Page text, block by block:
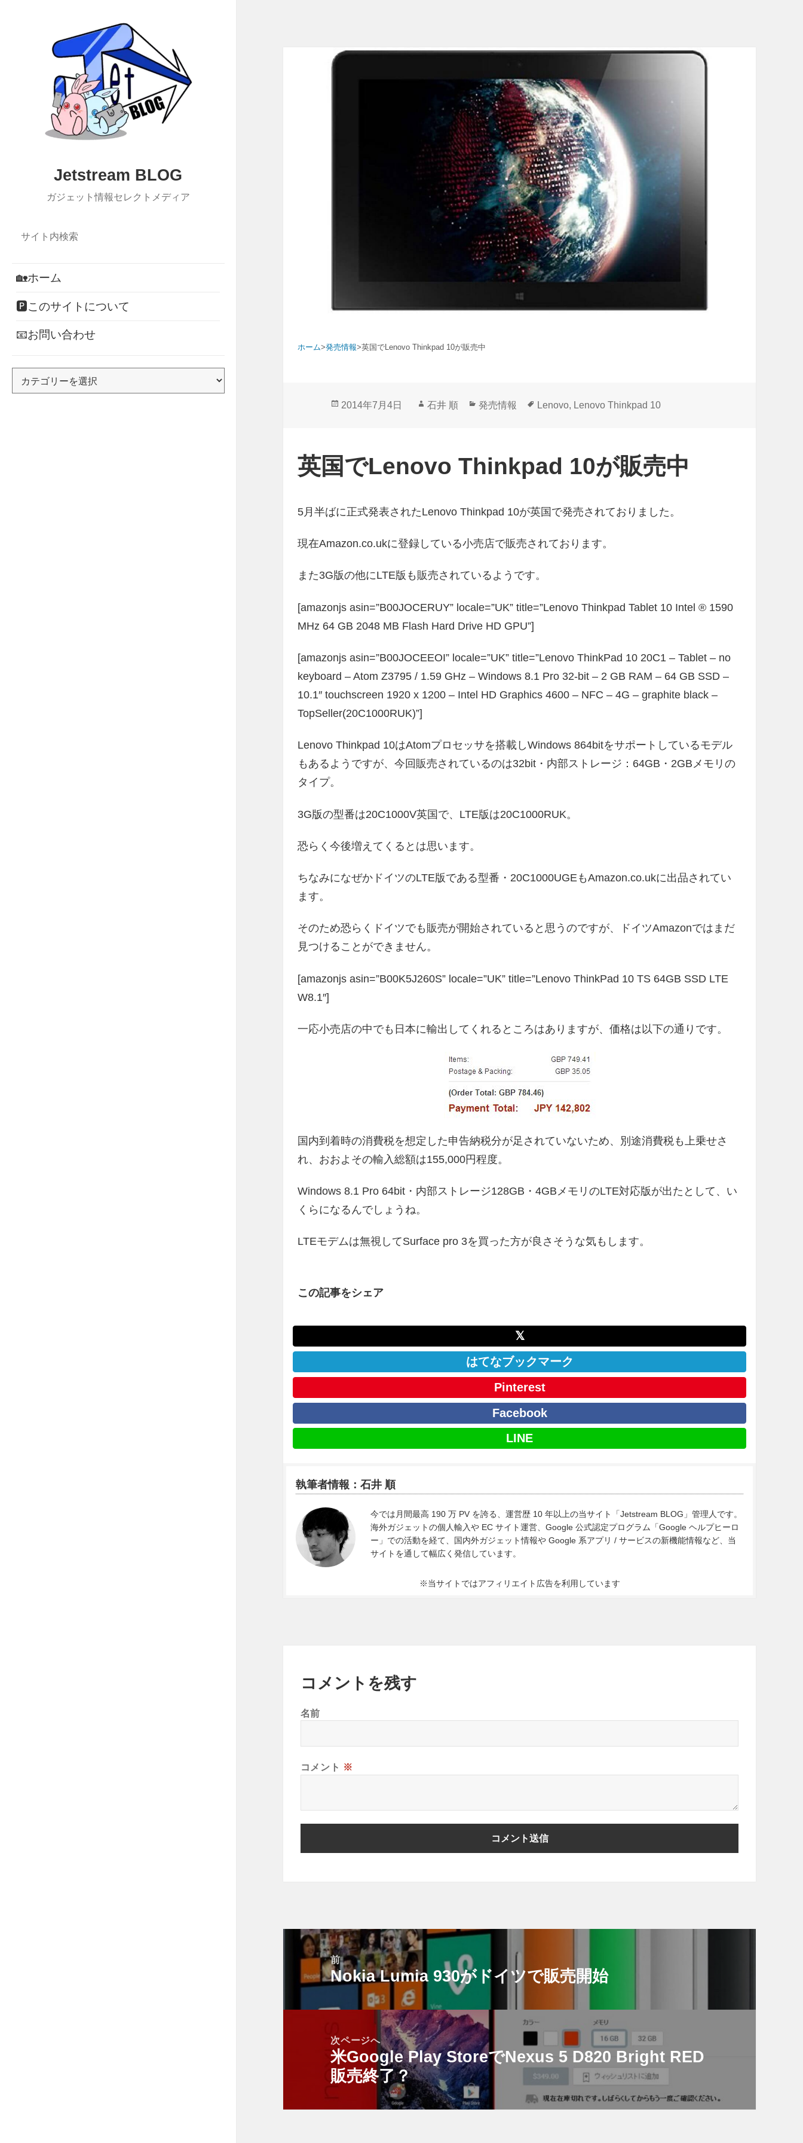
Jetstream BLOG
ガジェット情報セレクトメディア
🏡ホーム
🅿このサイトについて
📧お問い合わせ
ホーム>発売情報>英国でLenovo Thinkpad 10が販売中
投
2014年7月4日
作
石井 順
カ
リ
ー
発売情報
タ
Lenovo, Lenovo Thinkpad 10
英国でLenovo Thinkpad 10が販売中
5月半ばに正式発表されたLenovo Thinkpad 10が英国で発売されておりました。
現在Amazon.co.ukに登録している小売店で販売されております。
また3G版の他にLTE版も販売されているようです。
[amazonjs asin=”B00JOCERUY” locale=”UK” title=”Lenovo Thinkpad Tablet 10 Intel ® 1590
MHz 64 GB 2048 MB Flash Hard Drive HD GPU”]
[amazonjs asin=”B00JOCEEOI” locale=”UK” title=”Lenovo ThinkPad 10 20C1 – Tablet – no
keyboard – Atom Z3795 / 1.59 GHz – Windows 8.1 Pro 32-bit – 2 GB RAM – 64 GB SSD –
10.1″ touchscreen 1920 x 1200 – Intel HD Graphics 4600 – NFC – 4G – graphite black –
TopSeller(20C1000RUK)”]
Lenovo Thinkpad 10はAtomプロセッサを搭載しWindows 864bitをサポートしているモデル
もあるようですが、今回販売されているのは32bit・内部ストレージ：64GB・2GBメモリの
タイプ。
3G版の型番は20C1000V英国で、LTE版は20C1000RUK。
恐らく今後増えてくるとは思います。
ちなみになぜかドイツのLTE版である型番・20C1000UGEもAmazon.co.ukに出品されてい
ます。
そのため恐らくドイツでも販売が開始されていると思うのですが、ドイツAmazonではまだ
見つけることができません。
[amazonjs asin=”B00K5J260S” locale=”UK” title=”Lenovo ThinkPad 10 TS 64GB SSD LTE
W8.1″]
一応小売店の中でも日本に輸出してくれるところはありますが、価格は以下の通りです。
国内到着時の消費税を想定した申告納税分が足されていないため、別途消費税も上乗せさ
れ、おおよその輸入総額は155,000円程度。
Windows 8.1 Pro 64bit・内部ストレージ128GB・4GBメモリのLTE対応版が出たとして、い
くらになるんでしょうね。
LTEモデムは無視してSurface pro 3を買った方が良さそうな気もします。
この記事をシェア
𝕏
はてなブックマーク
Pinterest
Facebook
LINE
執筆者情報：石井 順
今では月間最高 190 万 PV を誇る、運営歴 10 年以上の当サイト「Jetstream BLOG」管理人です。
海外ガジェットの個人輸入や EC サイト運営、Google 公式認定プログラム「Google ヘルプヒーロ
ー」での活動を経て、国内外ガジェット情報や Google 系アプリ / サービスの新機能情報など、当
サイトを通して幅広く発信しています。
※当サイトではアフィリエイト広告を利用しています
コメントを残す
名前
コメント ※
ゲ
前
前
投
Nokia Lumia 930がドイツで販売開始
次ページへ
次
の
稿:
米Google Play StoreでNexus 5 D820 Bright RED
販売終了？